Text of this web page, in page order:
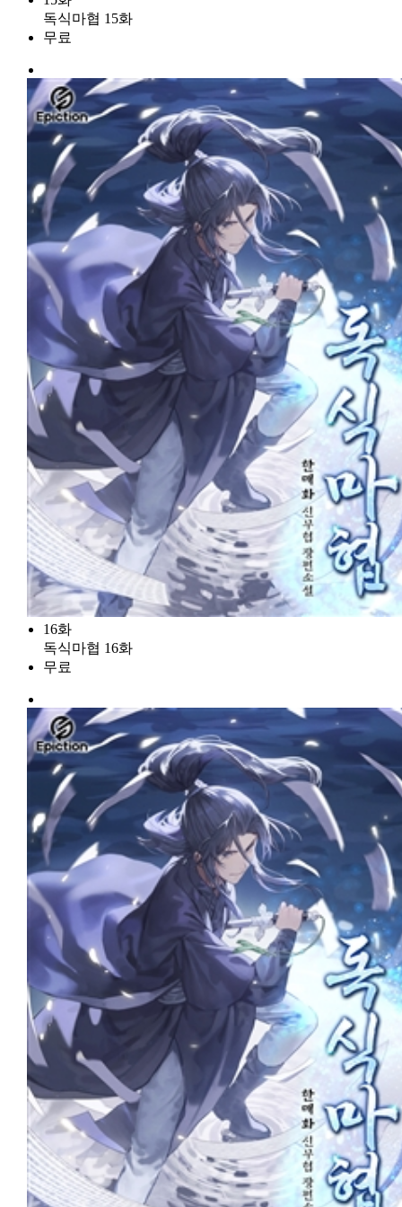
독식마협 15화
무료
16화
독식마협 16화
무료